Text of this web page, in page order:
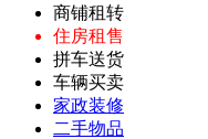
商铺租转
住房租售
拼车送货
车辆买卖
家政装修
二手物品